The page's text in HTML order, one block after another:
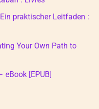
praktischer Leitfaden :
Your Own Path to
[EPUB]